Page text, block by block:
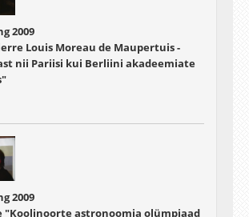
2009
Louis Moreau de Maupertuis -
nii Pariisi kui Berliini akadeemiate
2009
"Koolinoorte astronoomia olümpiaad